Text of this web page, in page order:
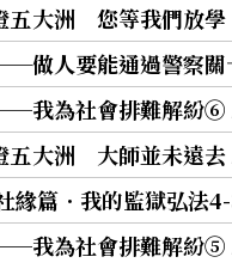
五 大洲 您等我們放學
──做人要能通過警察
──我為社會排難解紛⑥
五 大洲 大師並未遠去
緣篇．我的監獄弘法
──我為社會排難解紛⑤